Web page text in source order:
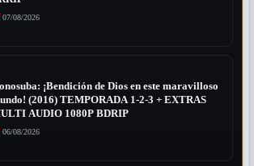
07/08/2026
¡Bendición de Dios en este maravilloso
(2016) TEMPORADA 1-2-3 + EXTRAS
AUDIO 1080P BDRIP
06/08/2026